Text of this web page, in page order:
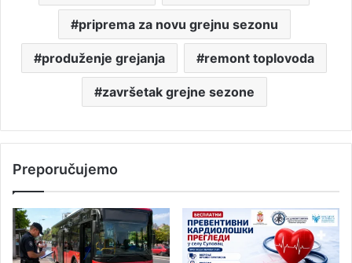
priprema za novu grejnu sezonu
produženje grejanja remont toplovoda
završetak grejne sezone
Preporučujemo